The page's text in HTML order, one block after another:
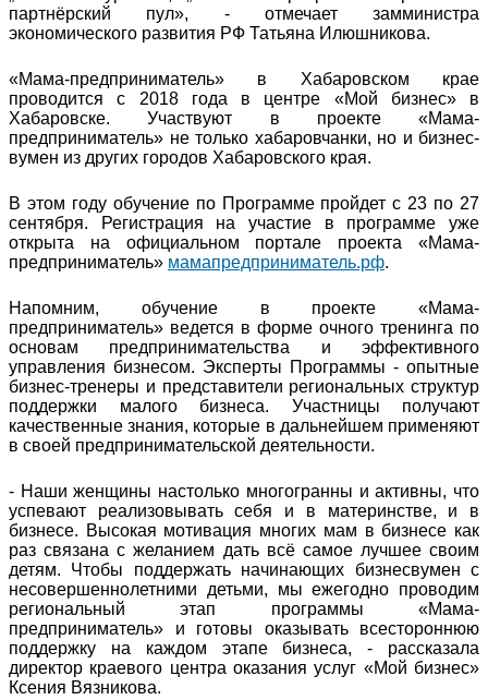
партнёрский пул», - отмечает замминистра
экономического развития РФ Татьяна Илюшникова.
«Мама-предприниматель» в Хабаровском крае
проводится с 2018 года в центре «Мой бизнес» в
Хабаровске. Участвуют в проекте «Мама-
предприниматель» не только хабаровчанки, но и бизнес-
вумен из других городов Хабаровского края.
В этом году обучение по Программе пройдет с 23 по 27
сентября. Регистрация на участие в программе уже
открыта на официальном портале проекта «Мама-
предприниматель» мамапредприниматель.рф.
Напомним, обучение в проекте «Мама-
предприниматель» ведется в форме очного тренинга по
основам предпринимательства и эффективного
управления бизнесом. Эксперты Программы - опытные
бизнес-тренеры и представители региональных структур
поддержки малого бизнеса. Участницы получают
качественные знания, которые в дальнейшем применяют
в своей предпринимательской деятельности.
- Наши женщины настолько многогранны и активны, что
успевают реализовывать себя и в материнстве, и в
бизнесе. Высокая мотивация многих мам в бизнесе как
раз связана с желанием дать всё самое лучшее своим
детям. Чтобы поддержать начинающих бизнесвумен с
несовершеннолетними детьми, мы ежегодно проводим
региональный этап программы «Мама-
предприниматель» и готовы оказывать всестороннюю
поддержку на каждом этапе бизнеса, - рассказала
директор краевого центра оказания услуг «Мой бизнес»
Ксения Вязникова.